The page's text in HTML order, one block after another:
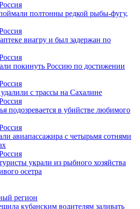
полтонны редкой рыбы-фугу,
виагру и был задержан по
покинуть Россию по достижении
с трассы на Сахалине
подозревается в убийстве любимого
авиапассажира с четырьмя сотнями
украли из рыбного хозяйства
осетра
регион
кубанским водителям заливать